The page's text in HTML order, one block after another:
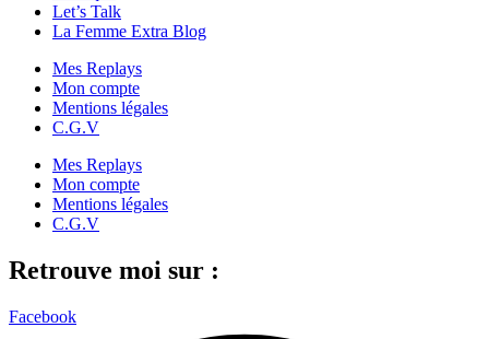
Let’s Talk
La Femme Extra Blog
Mes Replays
Mon compte
Mentions légales
C.G.V
Mes Replays
Mon compte
Mentions légales
C.G.V
Retrouve moi sur :
Facebook